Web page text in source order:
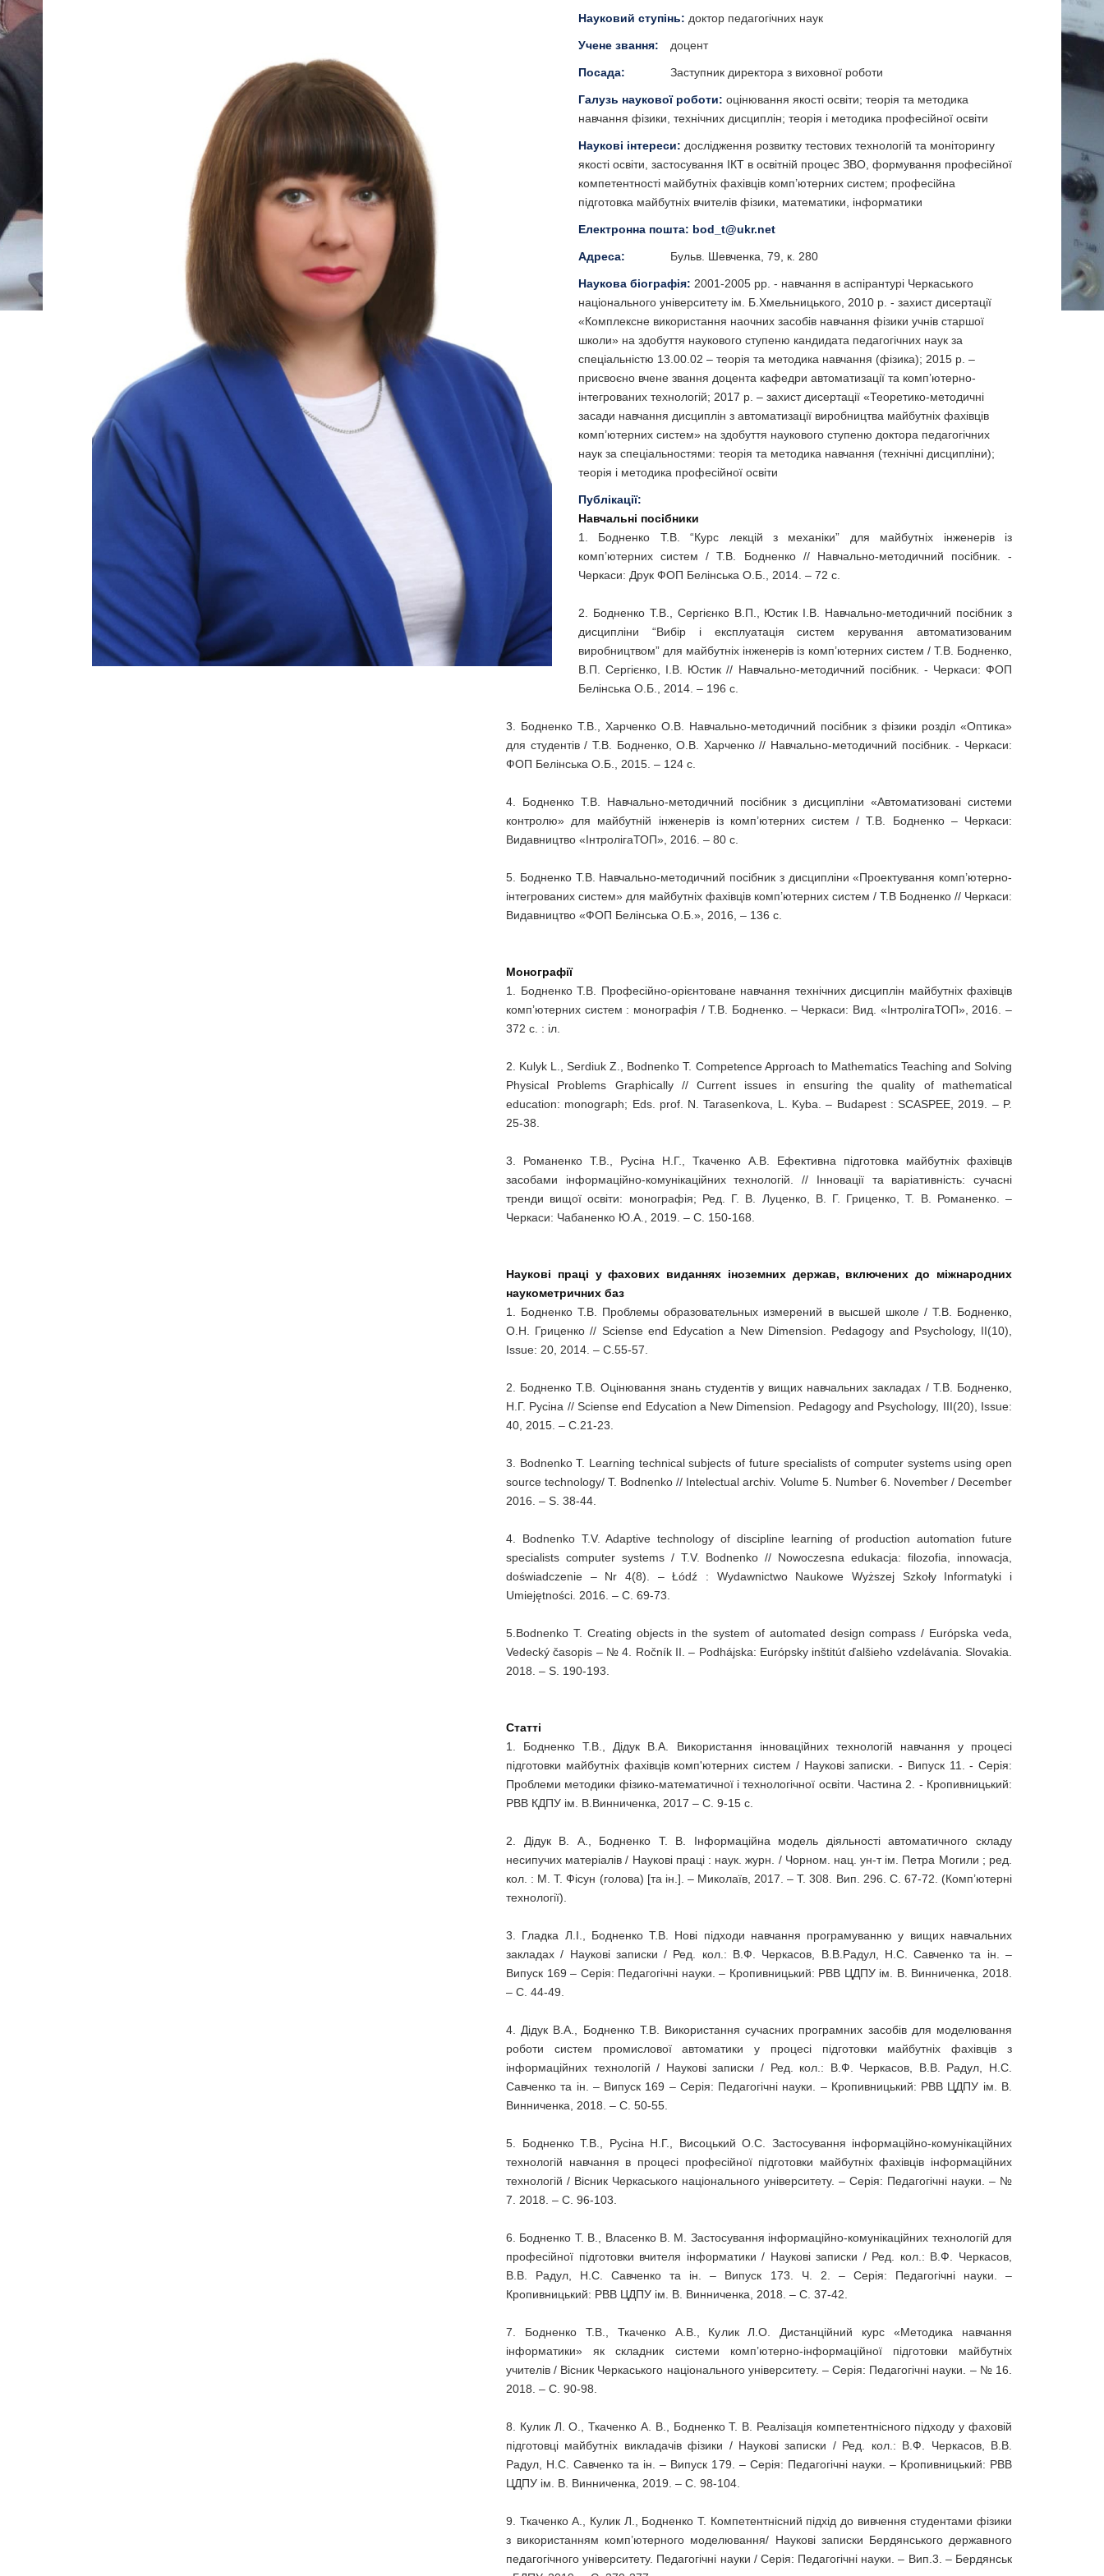
Науковий ступінь: доктор педагогічних наук
Учене звання: доцент
Посада: Заступник директора з виховної роботи
Галузь наукової роботи: оцінювання якості освіти; теорія та методика
навчання фізики, технічних дисциплін; теорія і методика професійної освіти
Наукові інтереси: дослідження розвитку тестових технологій та моніторингу
якості освіти, застосування ІКТ в освітній процес ЗВО, формування професійної
компетентності майбутніх фахівців комп’ютерних систем; професійна
підготовка майбутніх вчителів фізики, математики, інформатики
Електронна пошта: bod_t@ukr.net
Адреса: Бульв. Шевченка, 79, к. 280
Наукова біографія: 2001-2005 рр. - навчання в аспірантурі Черкаського
національного університету ім. Б.Хмельницького, 2010 р. - захист дисертації
«Комплексне використання наочних засобів навчання фізики учнів старшої
школи» на здобуття наукового ступеню кандидата педагогічних наук за
спеціальністю 13.00.02 – теорія та методика навчання (фізика); 2015 р. –
присвоєно вчене звання доцента кафедри автоматизації та комп’ютерно-
інтегрованих технологій; 2017 р. – захист дисертації «Теоретико-методичні
засади навчання дисциплін з автоматизації виробництва майбутніх фахівців
комп’ютерних систем» на здобуття наукового ступеню доктора педагогічних
наук за спеціальностями: теорія та методика навчання (технічні дисципліни);
теорія і методика професійної освіти
Публікації:
Навчальні посібники
1. Бодненко Т.В. “Курс лекцій з механіки” для майбутніх інженерів із
комп’ютерних систем / Т.В. Бодненко // Навчально-методичний посібник. -
Черкаси: Друк ФОП Белінська О.Б., 2014. – 72 с.
2. Бодненко Т.В., Сергієнко В.П., Юстик І.В. Навчально-методичний посібник з
дисципліни “Вибір і експлуатація систем керування автоматизованим
виробництвом” для майбутніх інженерів із комп’ютерних систем / Т.В. Бодненко,
В.П. Сергієнко, І.В. Юстик // Навчально-методичний посібник. - Черкаси: ФОП
Белінська О.Б., 2014. – 196 с.
3. Бодненко Т.В., Харченко О.В. Навчально-методичний посібник з фізики розділ «Оптика»
для студентів / Т.В. Бодненко, О.В. Харченко // Навчально-методичний посібник. - Черкаси:
ФОП Белінська О.Б., 2015. – 124 с.
4. Бодненко Т.В. Навчально-методичний посібник з дисципліни «Автоматизовані системи
контролю» для майбутній інженерів із комп’ютерних систем / Т.В. Бодненко – Черкаси:
Видавництво «ІнтролігаТОП», 2016. – 80 с.
5. Бодненко Т.В. Навчально-методичний посібник з дисципліни «Проектування комп’ютерно-
інтегрованих систем» для майбутніх фахівців комп’ютерних систем / Т.В Бодненко // Черкаси:
Видавництво «ФОП Белінська О.Б.», 2016, – 136 с.
Монографії
1. Бодненко Т.В. Професійно-орієнтоване навчання технічних дисциплін майбутніх фахівців
комп’ютерних систем : монографія / Т.В. Бодненко. – Черкаси: Вид. «ІнтролігаТОП», 2016. –
372 с. : іл.
2. Kulyk L., Serdiuk Z., Bodnenko T. Competence Approach to Mathematics Teaching and Solving
Physical Problems Graphically // Current issues in ensuring the quality of mathematical
education: monograph; Eds. prof. N. Tarasenkova, L. Kyba. – Budapest : SCASPEE, 2019. – P.
25-38.
3. Романенко Т.В., Русіна Н.Г., Ткаченко А.В. Ефективна підготовка майбутніх фахівців
засобами інформаційно-комунікаційних технологій. // Інновації та варіативність: сучасні
тренди вищої освіти: монографія; Ред. Г. В. Луценко, В. Г. Гриценко, Т. В. Романенко. –
Черкаси: Чабаненко Ю.А., 2019. – С. 150-168.
Наукові праці у фахових виданнях іноземних держав, включених до міжнародних
наукометричних баз
1. Бодненко Т.В. Проблемы образовательных измерений в высшей школе / Т.В. Бодненко,
О.Н. Гриценко // Sciense end Edycation a New Dimension. Pedagogy and Psychology, II(10),
Issue: 20, 2014. – С.55-57.
2. Бодненко Т.В. Оцінювання знань студентів у вищих навчальних закладах / Т.В. Бодненко,
Н.Г. Русіна // Sciense end Edycation a New Dimension. Pedagogy and Psychology, ІII(20), Issue:
40, 2015. – С.21-23.
3. Bodnenko T. Learning technical subjects of future specialists of computer systems using open
source technology/ Т. Bodnenko // Intelectual archiv. Volume 5. Number 6. November / December
2016. – S. 38-44.
4. Bodnenko T.V. Adaptive technology of discipline learning of production automation future
specialists computer systems / T.V. Bodnenko // Nowoczesna edukacja: filozofia, innowacja,
doświadczenie – Nr 4(8). – Łódź : Wydawnictwo Naukowe Wyższej Szkoły Informatyki i
Umiejętności. 2016. – C. 69-73.
5.Bodnenko T. Creating objects in the system of automated design compass / Európska veda,
Vedecký časopis – № 4. Ročník II. – Podhájska: Európsky inštitút ďalšieho vzdelávania. Slovakia.
2018. – S. 190-193.
Статті
1. Бодненко Т.В., Дідук В.А. Використання інноваційних технологій навчання у процесі
підготовки майбутніх фахівців комп'ютерних систем / Наукові записки. - Випуск 11. - Серія:
Проблеми методики фізико-математичної і технологічної освіти. Частина 2. - Кропивницький:
РВВ КДПУ ім. В.Винниченка, 2017 – С. 9-15 с.
2. Дідук В. А., Бодненко Т. В. Інформаційна модель діяльності автоматичного складу
несипучих матеріалів / Наукові праці : наук. журн. / Чорном. нац. ун-т ім. Петра Могили ; ред.
кол. : М. Т. Фісун (голова) [та ін.]. – Миколаїв, 2017. – Т. 308. Вип. 296. С. 67-72. (Комп’ютерні
технології).
3. Гладка Л.І., Бодненко Т.В. Нові підходи навчання програмуванню у вищих навчальних
закладах / Наукові записки / Ред. кол.: В.Ф. Черкасов, В.В.Радул, Н.С. Савченко та ін. –
Випуск 169 – Серія: Педагогічні науки. – Кропивницький: РВВ ЦДПУ ім. В. Винниченка, 2018.
– С. 44-49.
4. Дідук В.А., Бодненко Т.В. Використання сучасних програмних засобів для моделювання
роботи систем промислової автоматики у процесі підготовки майбутніх фахівців з
інформаційних технологій / Наукові записки / Ред. кол.: В.Ф. Черкасов, В.В. Радул, Н.С.
Савченко та ін. – Випуск 169 – Серія: Педагогічні науки. – Кропивницький: РВВ ЦДПУ ім. В.
Винниченка, 2018. – С. 50-55.
5. Бодненко Т.В., Русіна Н.Г., Висоцький О.С. Застосування інформаційно-комунікаційних
технологій навчання в процесі професійної підготовки майбутніх фахівців інформаційних
технологій / Вісник Черкаського національного університету. – Серія: Педагогічні науки. – №
7. 2018. – С. 96-103.
6. Бодненко Т. В., Власенко В. М. Застосування інформаційно-комунікаційних технологій для
професійної підготовки вчителя інформатики / Наукові записки / Ред. кол.: В.Ф. Черкасов,
В.В. Радул, Н.С. Савченко та ін. – Випуск 173. Ч. 2. – Серія: Педагогічні науки. –
Кропивницький: РВВ ЦДПУ ім. В. Винниченка, 2018. – С. 37-42.
7. Бодненко Т.В., Ткаченко А.В., Кулик Л.О. Дистанційний курс «Методика навчання
інформатики» як складник системи комп’ютерно-інформаційної підготовки майбутніх
учителів / Вісник Черкаського національного університету. – Серія: Педагогічні науки. – № 16.
2018. – С. 90-98.
8. Кулик Л. О., Ткаченко А. В., Бодненко Т. В. Реалізація компетентнісного підходу у фаховій
підготовці майбутніх викладачів фізики / Наукові записки / Ред. кол.: В.Ф. Черкасов, В.В.
Радул, Н.С. Савченко та ін. – Випуск 179. – Серія: Педагогічні науки. – Кропивницький: РВВ
ЦДПУ ім. В. Винниченка, 2019. – С. 98-104.
9. Ткаченко А., Кулик Л., Бодненко Т. Компетентнісний підхід до вивчення студентами фізики
з використанням комп’ютерного моделювання/ Наукові записки Бердянського державного
педагогічного університету. Педагогічні науки / Серія: Педагогічні науки. – Вип.3. – Бердянськ